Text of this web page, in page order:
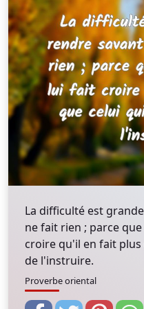
La difficulté est
ne fait rien ; parce
croire qu'il en fait
de l'instruire.
Proverbe oriental